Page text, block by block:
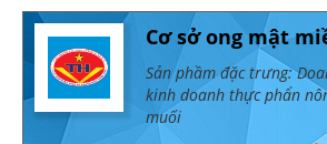
Cơ sở ong mật
Sản phầm đặc trưng:
kinh doanh thực phẩn
muối